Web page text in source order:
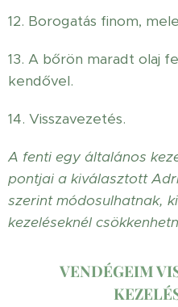
12. Borogatás finom,
13. A bőrön maradt olaj
kendővel.
14. Visszavezetés.
A fenti egy általános
pontjai a kiválasztott
szerint módosulhatnak,
kezeléseknél
VENDÉGEIM